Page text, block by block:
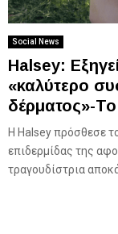
Social News
Halsey:
«καλύτερο
δέρματος»-Το
Η Halsey πρόσθεσε
επιδερμίδας της
τραγουδίστρια